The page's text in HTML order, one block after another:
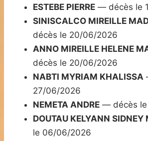
ESTEBE PIERRE — décès le
SINISCALCO MIREILLE
décès le 20/06/2026
ANNO MIREILLE HELENE
décès le 20/06/2026
NABTI MYRIAM KHALISSA
27/06/2026
NEMETA ANDRE — décès
DOUTAU KELYANN SIDNEY
le 06/06/2026